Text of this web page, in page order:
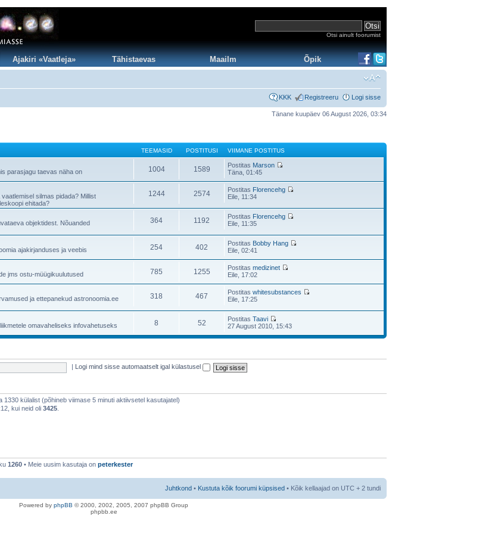
Otsi ainult foorumist
Ajakiri «Vaatleja» Tähistaevas Maailm Õpik
KKK Registreeru Logi sisse
Tänane kuupäev 06 August 2026, 03:34
TEEMASID POSTITUSI VIIMANE POSTITUS
parasjagu taevas näha on 1004 1589 Postitas Marson
Täna, 01:45
silmas pidada? Millist
ehitada?
1244 2574 Postitas Florencehg
Eile, 11:34
objektidest. Nõuanded
364 1192 Postitas Florencehg
Eile, 11:35
ajakirjanduses ja veebis 254 402 Postitas Bobby Hang
Eile, 02:41
jms ostu-müügikuulutused 785 1255 Postitasmedizinet
Eile, 17:02
ja ettepanekud astronoomia.ee
318 467 Postitaswhitesubstances
Eile, 17:25
omavaheliseks infovahetuseks 8 52 PostitasTaavi
27 August 2010, 15:43
Logi mind sisse automaatselt igal külastusel
külalist (põhineb viimase 5 minuti aktiivsetel kasutajatel)
kui neid oli 3425
1260 • Meie uusim kasutaja on peterkester
Juhtkond • Kustuta kõik foorumi küpsised • Kõik kellaajad on UTC + 2 tundi
Powered by phpBB © 2000, 2002, 2005, 2007 phpBB Group
phpbb.ee